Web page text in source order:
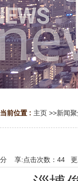
当前位置 : 主页 >>新闻
点击次数： 44 更
分 享: